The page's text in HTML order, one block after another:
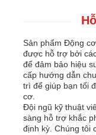
Sản phẩm Động
được hỗ trợ bởi
để đảm bảo hiệu
cấp hướng dẫn
trì để giúp bạn tối
cơ.
Đội ngũ kỹ thuật
sàng hỗ trợ khắc
định kỳ. Chúng tôi